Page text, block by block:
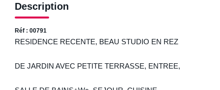
Description
Réf : 00791
RESIDENCE RECENTE, BEAU STUDIO EN REZ
DE JARDIN AVEC PETITE TERRASSE, ENTREE,